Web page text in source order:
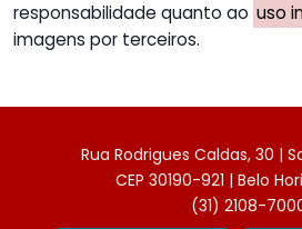
responsabilidade quanto ao uso
imagens por terceiros.
Rua Rodrigues Caldas, 30 |
CEP 30190-921 | Belo
(31) 2108-